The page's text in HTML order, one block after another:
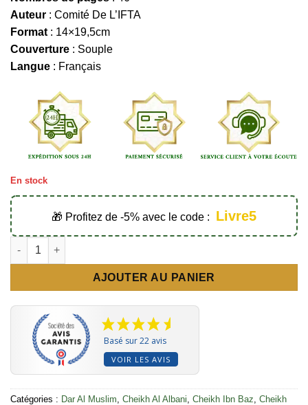
Auteur : Comité De L’IFTA
Format : 14×19,5cm
Couverture : Souple
Langue : Français
En stock
🎁 Profitez de -5% avec le code : Livre5
quantité de Fatwas à l'usage des convertis - Éditions Dar Al
AJOUTER AU PANIER
Basé sur 22 avis
VOIR LES AVIS
Catégories : Dar Al Muslim Cheikh Al Albani Cheikh Ibn Baz Cheikh